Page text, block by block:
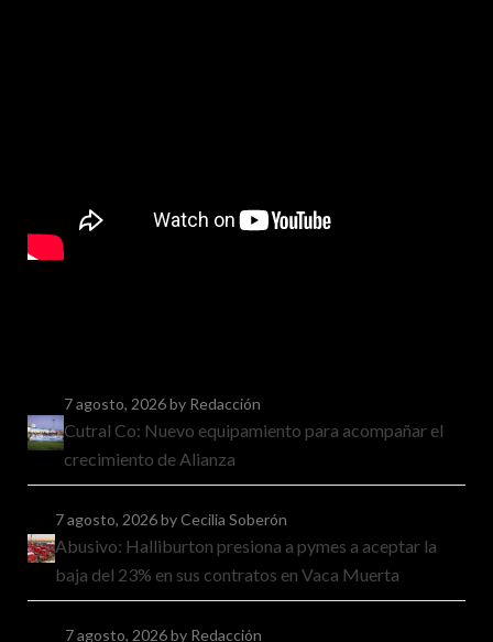
7 agosto, 2026by Redacción
Cutral Co: Nuevo equipamiento para acompañar el
crecimiento de Alianza
7 agosto, 2026by Cecilia Soberón
Abusivo: Halliburton presiona a pymes a aceptar la
baja del 23% en sus contratos en Vaca Muerta
7 agosto, 2026by Redacción